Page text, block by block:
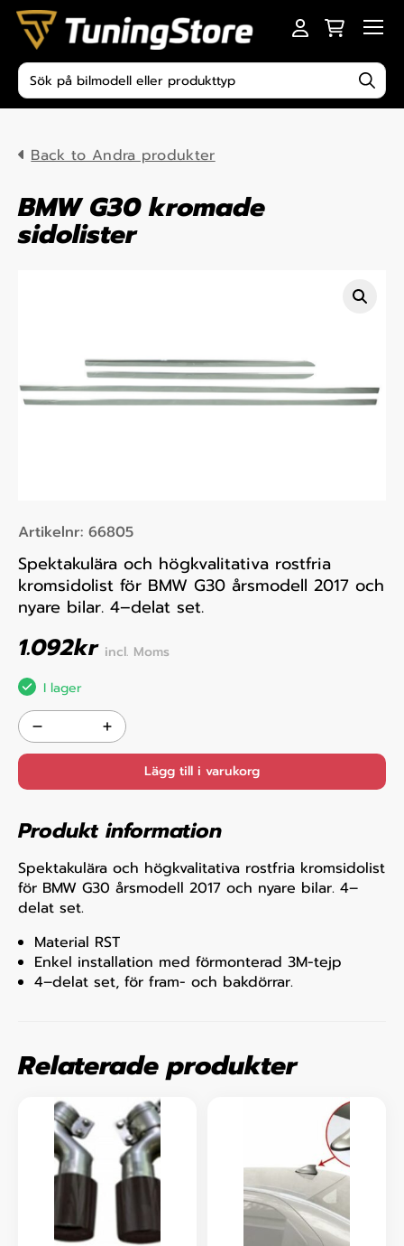
Skip to content
Produktsökning
Back to Andra produkter
BMW G30 kromade
sidolister
Artikelnr: 66805
Spektakulära och högkvalitativa rostfria
kromsidolist för BMW G30 årsmodell 2017 och
nyare bilar. 4–delat set.
1.092kr incl. Moms
I lager
Lägg till i varukorg
Produkt information
Spektakulära och högkvalitativa rostfria kromsidolist
för BMW G30 årsmodell 2017 och nyare bilar. 4–
delat set.
Material RST
Enkel installation med förmonterad 3M-tejp
4–delat set, för fram- och bakdörrar.
Relaterade produkter